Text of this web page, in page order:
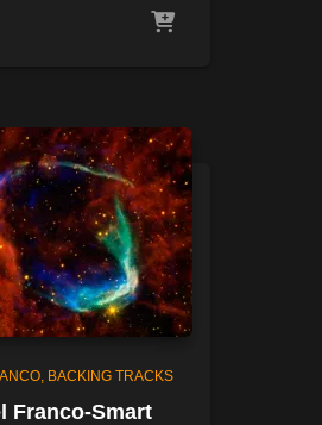
BACKING TRACKS
Franco-Smart